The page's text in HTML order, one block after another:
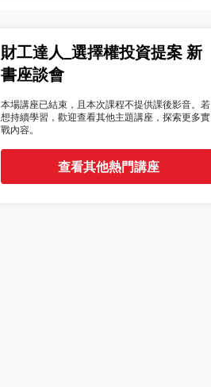
財工達人_選擇權投資提案 新
書座談會
本場講座已結束，且本次課程不提供課後影音。若
想持續學習，歡迎查看其他主題講座，探索更多實
戰內容。
查看其他熱門講座